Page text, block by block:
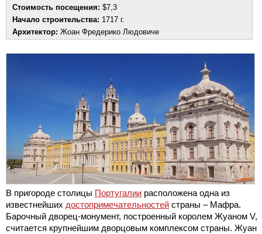
Стоимость посещения: $7,3
Начало строительства: 1717 г.
Архитектор: Жоан Фредерико Людовиче
В пригороде столицы Португалии расположена одна из
известнейших достопримечательностей страны – Мафра.
Барочный дворец-монумент, построенный королем Жуаном V,
считается крупнейшим дворцовым комплексом страны. Жуан